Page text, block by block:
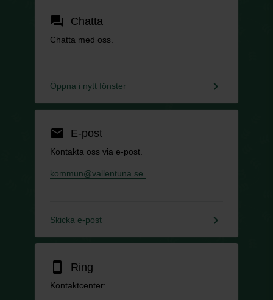
forum Chatta
Chatta med oss.
Öppna i nytt fönster keyboard_arrow_right
email E-post
Kontakta oss via e-post.
kommun@vallentuna.se
Skicka e-post keyboard_arrow_right
smartphone Ring
Kontaktcenter: